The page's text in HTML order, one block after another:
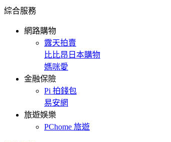
綜合服務
網路購物
露天拍賣
比比昂日本購物
媽咪愛
金融保險
Pi 拍錢包
易安網
旅遊娛樂
PChome 旅遊